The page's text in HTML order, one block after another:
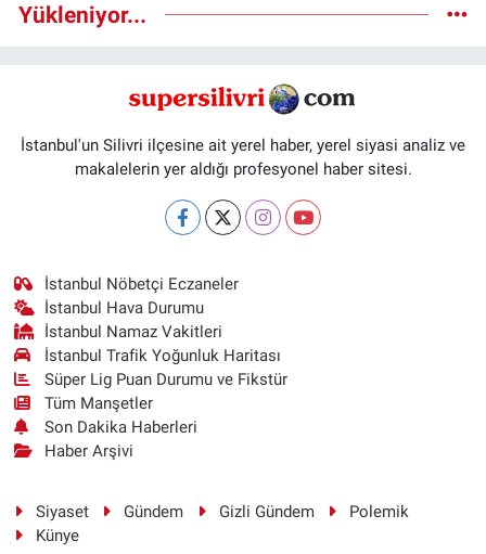
Yükleniyor...
İstanbul'un Silivri ilçesine ait yerel haber, yerel siyasi analiz ve
makalelerin yer aldığı profesyonel haber sitesi.
İstanbul Nöbetçi Eczaneler
İstanbul Hava Durumu
İstanbul Namaz Vakitleri
İstanbul Trafik Yoğunluk Haritası
Süper Lig Puan Durumu ve Fikstür
Tüm Manşetler
Son Dakika Haberleri
Haber Arşivi
Siyaset Gündem Gizli Gündem
Polemik
Künye